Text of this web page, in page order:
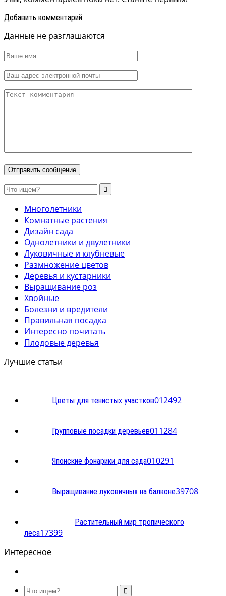
Добавить комментарий
Данные не разглашаются
Многолетники
Комнатные растения
Дизайн сада
Однолетники и двулетники
Луковичные и клубневые
Размножение цветов
Деревья и кустарники
Выращивание роз
Хвойные
Болезни и вредители
Правильная посадка
Интересно почитать
Плодовые деревья
Лучшие статьи
Цветы для тенистых участков012492
Групповые посадки деревьев011284
Японские фонарики для сада010291
Выращивание луковичных на балконе39708
Растительный мир тропического
леса17399
Интересное